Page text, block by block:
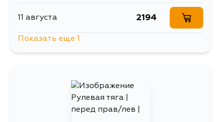
11 августа 2194
Показать еще 1